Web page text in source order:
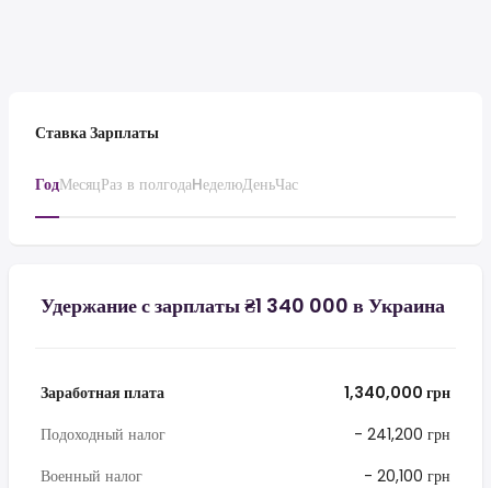
Ставка Зарплаты
ГодМесяцРаз в полгодаHеделюДеньЧас
Удержание с зарплаты ₴1 340 000 в Украина
Заработная плата
1,340,000 грн
Подоходный налог
- 241,200 грн
Военный налог
- 20,100 грн